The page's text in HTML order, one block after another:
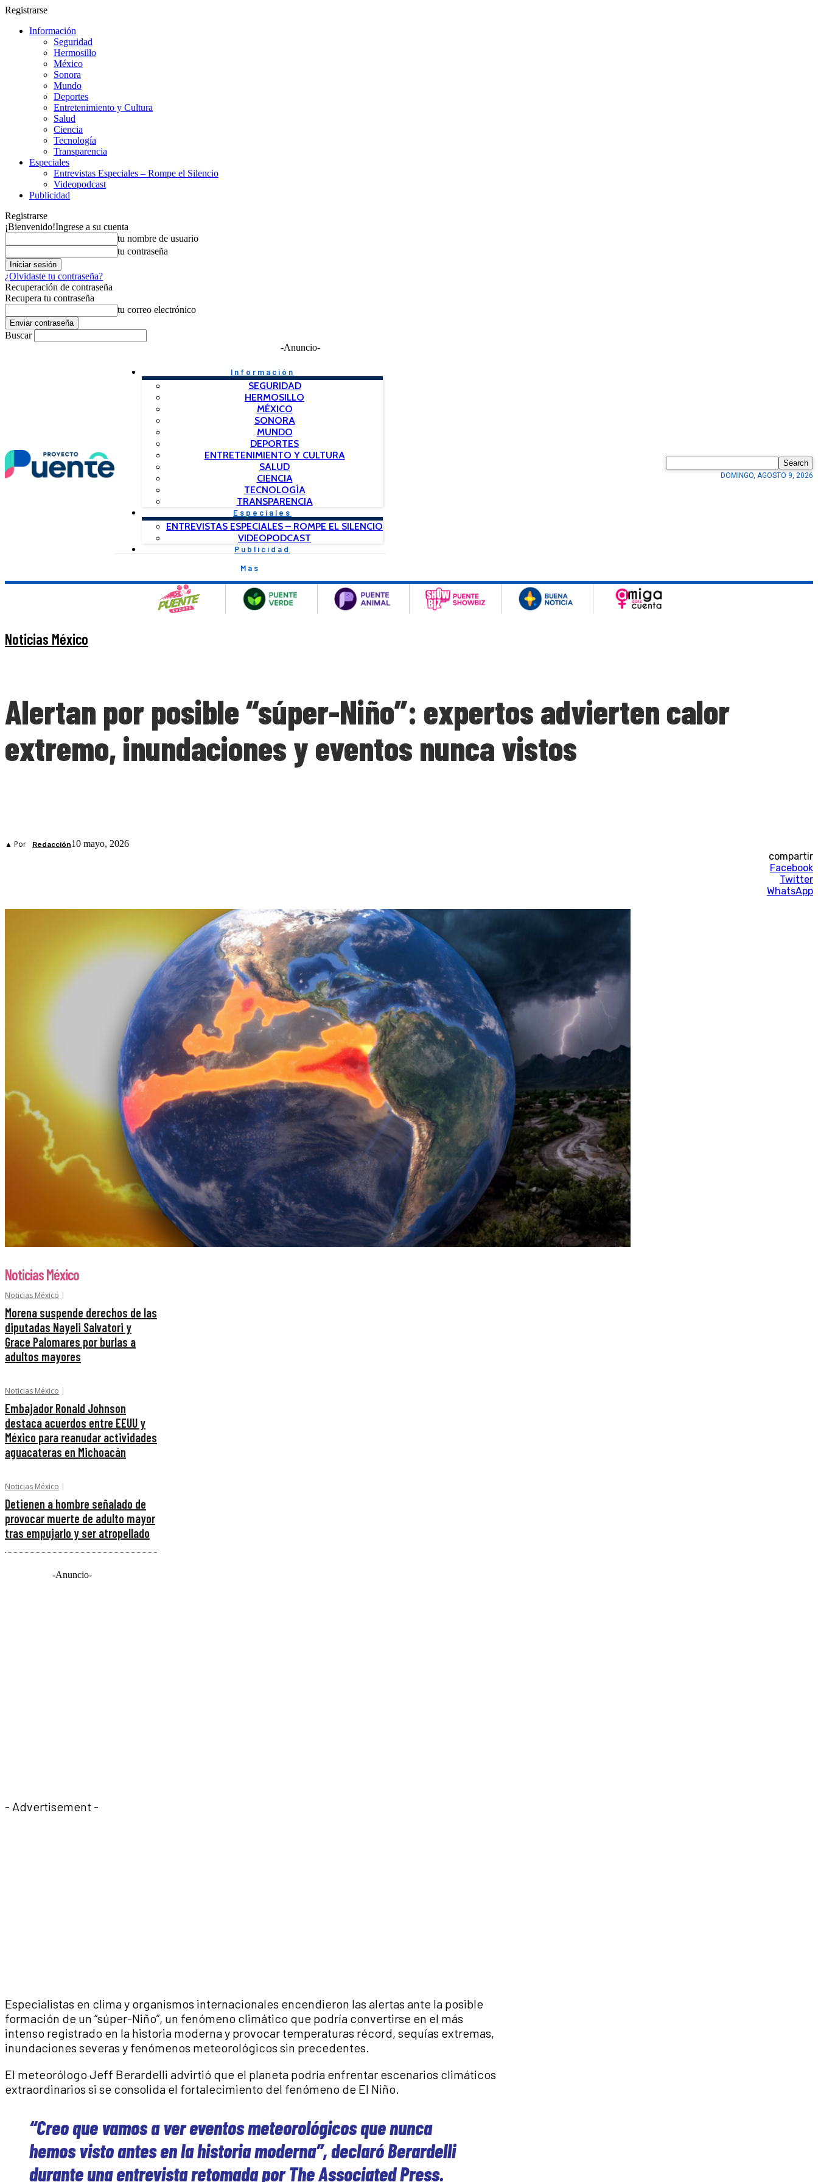
Registrarse
Información
Seguridad
Hermosillo
México
Sonora
Mundo
Deportes
Entretenimiento y Cultura
Salud
Ciencia
Tecnología
Transparencia
Especiales
Entrevistas Especiales – Rompe el Silencio
Videopodcast
Publicidad
Registrarse
¡Bienvenido!Ingrese a su cuenta
tu nombre de usuario
tu contraseña
¿Olvidaste tu contraseña?
Recuperación de contraseña
Recupera tu contraseña
tu correo electrónico
Buscar
-Anuncio-
Información
SEGURIDAD
HERMOSILLO
MÉXICO
SONORA
MUNDO
DEPORTES
ENTRETENIMIENTO Y CULTURA
SALUD
CIENCIA
TECNOLOGÍA
TRANSPARENCIA
Especiales
ENTREVISTAS ESPECIALES – ROMPE EL SILENCIO
VIDEOPODCAST
Publicidad
Mas
Search
DOMINGO, AGOSTO 9, 2026
Noticias México
Alertan por posible “súper-Niño”: expertos advierten calor
extremo, inundaciones y eventos nunca vistos
▲ Por Redacción10 mayo, 2026
compartir
Facebook
Twitter
WhatsApp
Noticias México
Noticias México
Morena suspende derechos de las
diputadas Nayeli Salvatori y
Grace Palomares por burlas a
adultos mayores
Noticias México
Embajador Ronald Johnson
destaca acuerdos entre EEUU y
México para reanudar actividades
aguacateras en Michoacán
Noticias México
Detienen a hombre señalado de
provocar muerte de adulto mayor
tras empujarlo y ser atropellado
-Anuncio-
- Advertisement -
Especialistas en clima y organismos internacionales encendieron las alertas ante la posible
formación de un “súper-Niño”, un fenómeno climático que podría convertirse en el más
intenso registrado en la historia moderna y provocar temperaturas récord, sequías extremas,
inundaciones severas y fenómenos meteorológicos sin precedentes.
El meteorólogo Jeff Berardelli advirtió que el planeta podría enfrentar escenarios climáticos
extraordinarios si se consolida el fortalecimiento del fenómeno de El Niño.
“Creo que vamos a ver eventos meteorológicos que nunca
hemos visto antes en la historia moderna”, declaró Berardelli
durante una entrevista retomada por The Associated Press.